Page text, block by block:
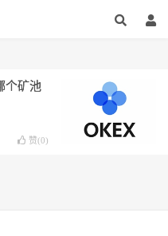
个矿池
赞(0)